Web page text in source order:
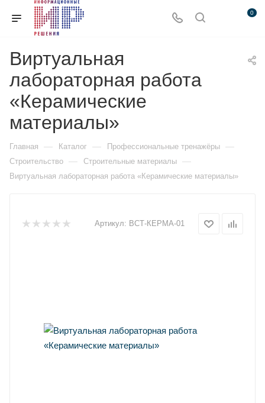
0
Виртуальная
лабораторная работа
«Керамические
материалы»
Главная — Каталог — Профессиональные тренажёры —
Строительство — Строительные материалы —
Виртуальная лабораторная работа «Керамические материалы»
Артикул: ВСТ-КЕРМА-01